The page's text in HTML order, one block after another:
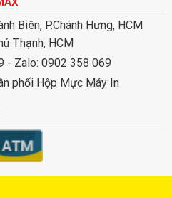
Biên, P.Chánh Hưng, HCM
Thạnh, HCM
- Zalo: 0902 358 069
phối Hộp Mực Máy In